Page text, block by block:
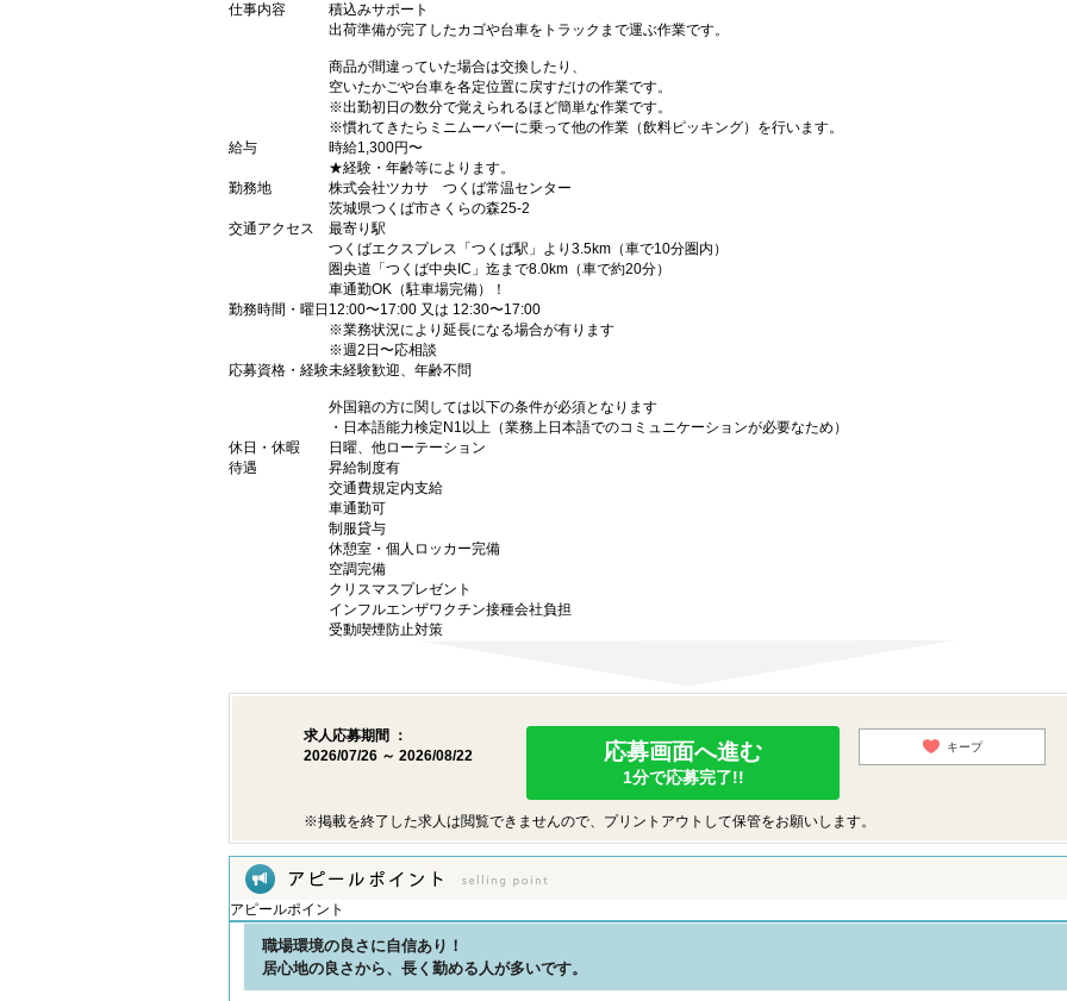
仕事内容
積込みサポート
出荷準備が完了したカゴや台車をトラックまで運ぶ作業です。
商品が間違っていた場合は交換したり、
空いたかごや台車を各定位置に戻すだけの作業です。
※出勤初日の数分で覚えられるほど簡単な作業です。
※慣れてきたらミニムーバーに乗って他の作業（飲料ピッキング）を行います。
給与
時給1,300円〜
★経験・年齢等によります。
勤務地
株式会社ツカサ つくば常温センター
茨城県つくば市さくらの森25-2
交通アクセス
最寄り駅
つくばエクスプレス「つくば駅」より3.5km（車で10分圏内）
圏央道「つくば中央IC」迄まで8.0km（車で約20分）
車通勤OK（駐車場完備）！
勤務時間・曜日 12:00〜17:00 又は 12:30〜17:00
※業務状況により延長になる場合が有ります
※週2日〜応相談
応募資格・経験未経験歓迎、年齢不問
外国籍の方に関しては以下の条件が必須となります
・日本語能力検定N1以上（業務上日本語でのコミュニケーションが必要なため）
休日・休暇
日曜、他ローテーション
待遇
昇給制度有
交通費規定内支給
車通勤可
制服貸与
休憩室・個人ロッカー完備
空調完備
クリスマスプレゼント
インフルエンザワクチン接種会社負担
受動喫煙防止対策
求人応募期間 ：
2026/07/26 ～ 2026/08/22
応募画面へ進む
1分で応募完了!!
キープ
※掲載を終了した求人は閲覧できませんので、プリントアウトして保管をお願いします。
アピールポイント
職場環境の良さに自信あり！
居心地の良さから、長く勤める人が多いです。